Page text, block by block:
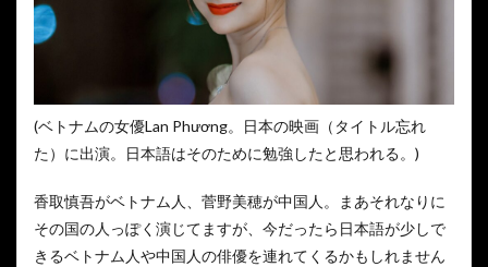
(ベトナムの女優Lan Phương。日本の映画（タイトル忘れ
た）に出演。日本語はそのために勉強したと思われる。)
香取慎吾がベトナム人、菅野美穂が中国人。まあそれなりに
その国の人っぽく演じてますが、今だったら日本語が少しで
きるベトナム人や中国人の俳優を連れてくるかもしれません